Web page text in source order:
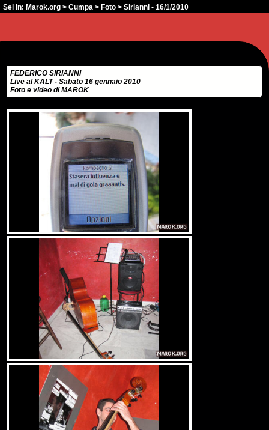
Sei in: Marok.org > Cumpa > Foto > Sirianni - 16/1/2010
FEDERICO SIRIANNI
Live al KALT - Sabato 16 gennaio 2010
Foto e video di MAROK